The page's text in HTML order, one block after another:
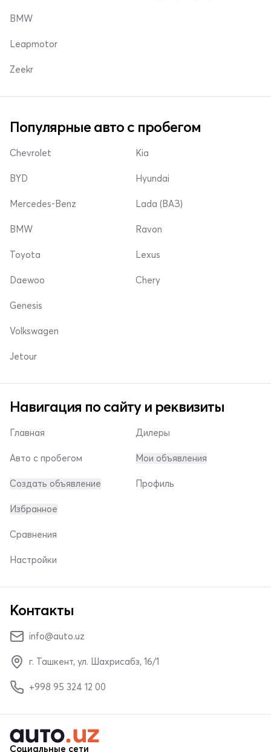
BMW
Leapmotor
Zeekr
Популярные авто с пробегом
Chevrolet
BYD
Mercedes-Benz
Kia
Hyundai
Lada (ВАЗ)
BMW
Toyota
Daewoo
Ravon
Lexus
Chery
Genesis
Volkswagen
Jetour
Навигация по сайту и реквизиты
Главная
Авто с пробегом
Создать объявление
Дилеры
Мои объявления
Профиль
Избранное
Сравнения
Настройки
Контакты
info@auto.uz
г. Ташкент, ул. Шахрисабз, 16/1
+998 95 324 12 00
Социальные сети